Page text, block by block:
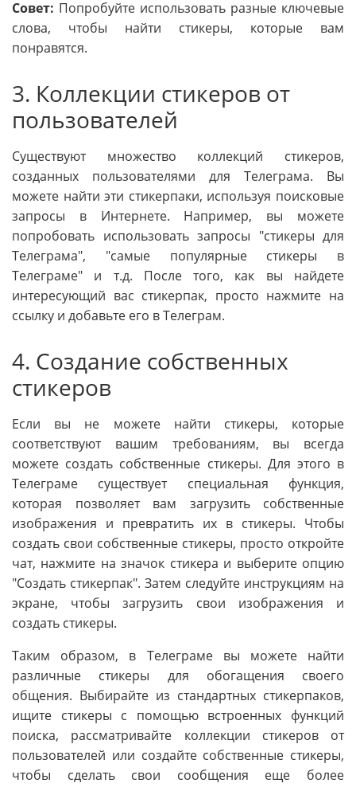
Совет: Попробуйте использовать разные ключевые
слова, чтобы найти стикеры, которые вам
понравятся.
3. Коллекции стикеров от
пользователей
Существуют множество коллекций стикеров,
созданных пользователями для Телеграма. Вы
можете найти эти стикерпаки, используя поисковые
запросы в Интернете. Например, вы можете
попробовать использовать запросы "стикеры для
Телеграма", "самые популярные стикеры в
Телеграме" и т.д. После того, как вы найдете
интересующий вас стикерпак, просто нажмите на
ссылку и добавьте его в Телеграм.
4. Создание собственных
стикеров
Если вы не можете найти стикеры, которые
соответствуют вашим требованиям, вы всегда
можете создать собственные стикеры. Для этого в
Телеграме существует специальная функция,
которая позволяет вам загрузить собственные
изображения и превратить их в стикеры. Чтобы
создать свои собственные стикеры, просто откройте
чат, нажмите на значок стикера и выберите опцию
"Создать стикерпак". Затем следуйте инструкциям на
экране, чтобы загрузить свои изображения и
создать стикеры.
Таким образом, в Телеграме вы можете найти
различные стикеры для обогащения своего
общения. Выбирайте из стандартных стикерпаков,
ищите стикеры с помощью встроенных функций
поиска, рассматривайте коллекции стикеров от
пользователей или создайте собственные стикеры,
чтобы сделать свои сообщения еще более